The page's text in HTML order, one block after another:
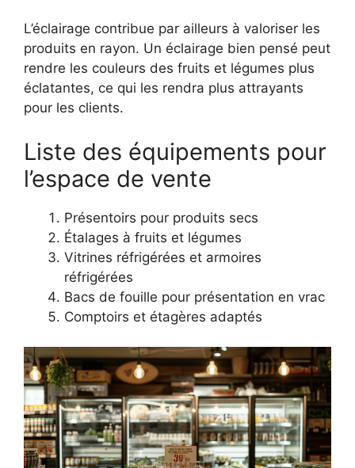
L’éclairage contribue par ailleurs à valoriser les
produits en rayon. Un éclairage bien pensé peut
rendre les couleurs des fruits et légumes plus
éclatantes, ce qui les rendra plus attrayants
pour les clients.
Liste des équipements pour
l’espace de vente
Présentoirs pour produits secs
Étalages à fruits et légumes
Vitrines réfrigérées et armoires
réfrigérées
Bacs de fouille pour présentation en vrac
Comptoirs et étagères adaptés